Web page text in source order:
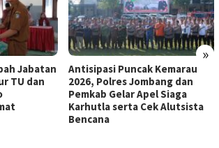
»
Jabatan
TU dan
Antisipasi Puncak Kemarau
2026, Polres Jombang dan
Pemkab Gelar Apel Siaga
Karhutla serta Cek Alutsista
Bencana